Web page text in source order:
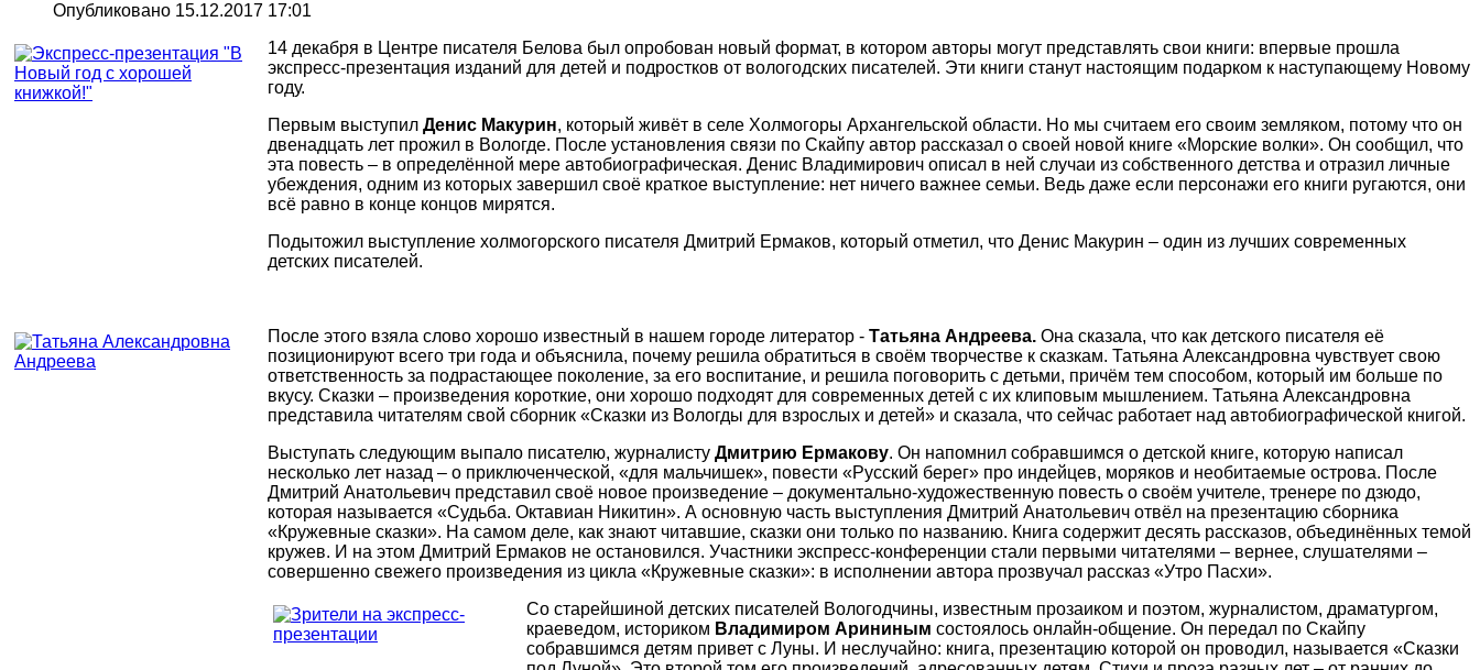
Опубликовано 15.12.2017 17:01
14 декабря в Центре писателя Белова был опробован новый формат, в котором авторы могут представлять свои книги: впервые прошла
экспресс-презентация изданий для детей и подростков от вологодских писателей. Эти книги станут настоящим подарком к наступающему Новому
году.
Первым выступил Денис Макурин, который живёт в селе Холмогоры Архангельской области. Но мы считаем его своим земляком, потому что он
двенадцать лет прожил в Вологде. После установления связи по Скайпу автор рассказал о своей новой книге «Морские волки». Он сообщил, что
эта повесть – в определённой мере автобиографическая. Денис Владимирович описал в ней случаи из собственного детства и отразил личные
убеждения, одним из которых завершил своё краткое выступление: нет ничего важнее семьи. Ведь даже если персонажи его книги ругаются, они
всё равно в конце концов мирятся.
Подытожил выступление холмогорского писателя Дмитрий Ермаков, который отметил, что Денис Макурин – один из лучших современных
детских писателей.
После этого взяла слово хорошо известный в нашем городе литератор - Татьяна Андреева. Она сказала, что как детского писателя её
позиционируют всего три года и объяснила, почему решила обратиться в своём творчестве к сказкам. Татьяна Александровна чувствует свою
ответственность за подрастающее поколение, за его воспитание, и решила поговорить с детьми, причём тем способом, который им больше по
вкусу. Сказки – произведения короткие, они хорошо подходят для современных детей с их клиповым мышлением. Татьяна Александровна
представила читателям свой сборник «Сказки из Вологды для взрослых и детей» и сказала, что сейчас работает над автобиографической книгой.
Выступать следующим выпало писателю, журналисту Дмитрию Ермакову. Он напомнил собравшимся о детской книге, которую написал
несколько лет назад – о приключенческой, «для мальчишек», повести «Русский берег» про индейцев, моряков и необитаемые острова. После
Дмитрий Анатольевич представил своё новое произведение – документально-художественную повесть о своём учителе, тренере по дзюдо,
которая называется «Судьба. Октавиан Никитин». А основную часть выступления Дмитрий Анатольевич отвёл на презентацию сборника
«Кружевные сказки». На самом деле, как знают читавшие, сказки они только по названию. Книга содержит десять рассказов, объединённых темой
кружев. И на этом Дмитрий Ермаков не остановился. Участники экспресс-конференции стали первыми читателями – вернее, слушателями –
совершенно свежего произведения из цикла «Кружевные сказки»: в исполнении автора прозвучал рассказ «Утро Пасхи».
Со старейшиной детских писателей Вологодчины, известным прозаиком и поэтом, журналистом, драматургом,
краеведом, историком Владимиром Арининым состоялось онлайн-общение. Он передал по Скайпу
собравшимся детям привет с Луны. И неслучайно: книга, презентацию которой он проводил, называется «Сказки